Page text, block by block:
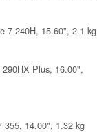
7 240H, 15.60", 2.1 kg
Plus, 16.00",
355, 14.00", 1.32 kg